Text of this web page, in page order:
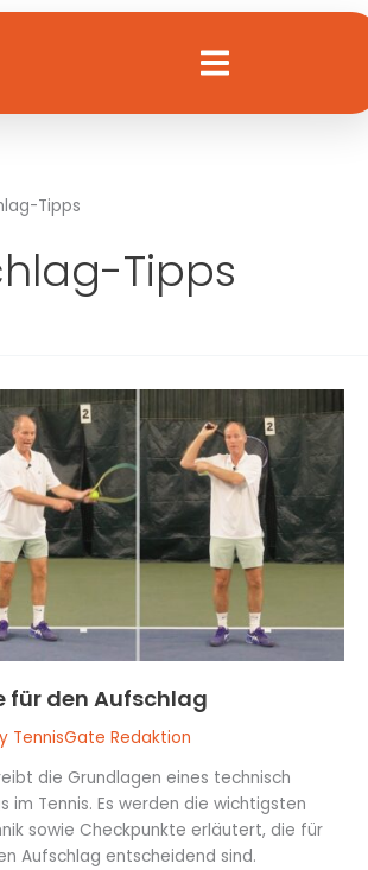
Tipps
Tipps
für den Aufschlag
TennisGate Redaktion
die Grundlagen eines technisch
im Tennis. Es werden die wichtigsten
sowie Checkpunkte erläutert, die für
Aufschlag entscheidend sind.